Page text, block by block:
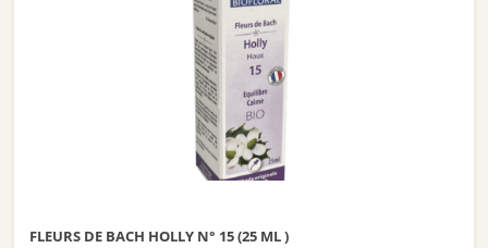
FLEURS DE BACH HOLLY N° 15 (25 ML )